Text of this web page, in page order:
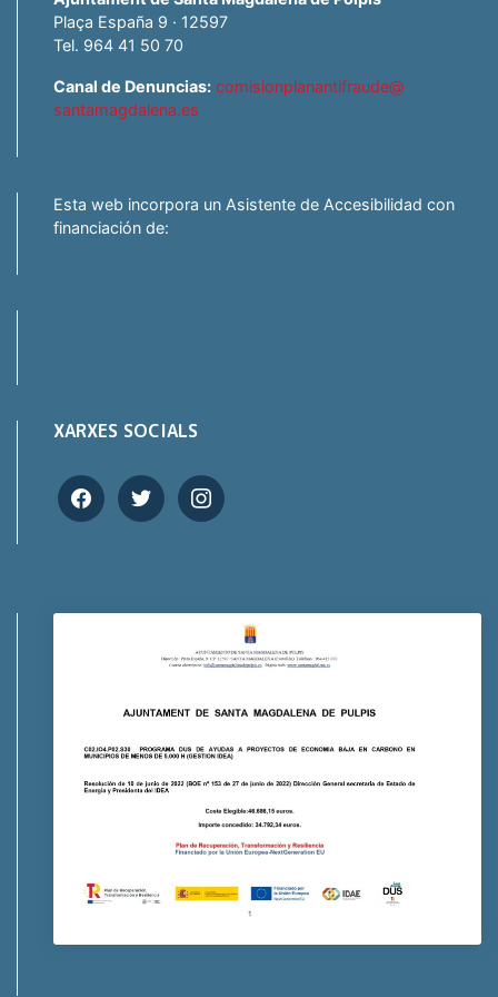
Plaça España 9 · 12597
Tel. 964 41 50 70
Canal de Denuncias: comisionplanantifraude@
santamagdalena.es
Esta web incorpora un Asistente de Accesibilidad con
financiación de:
XARXES SOCIALS
facebooktwitter instagram